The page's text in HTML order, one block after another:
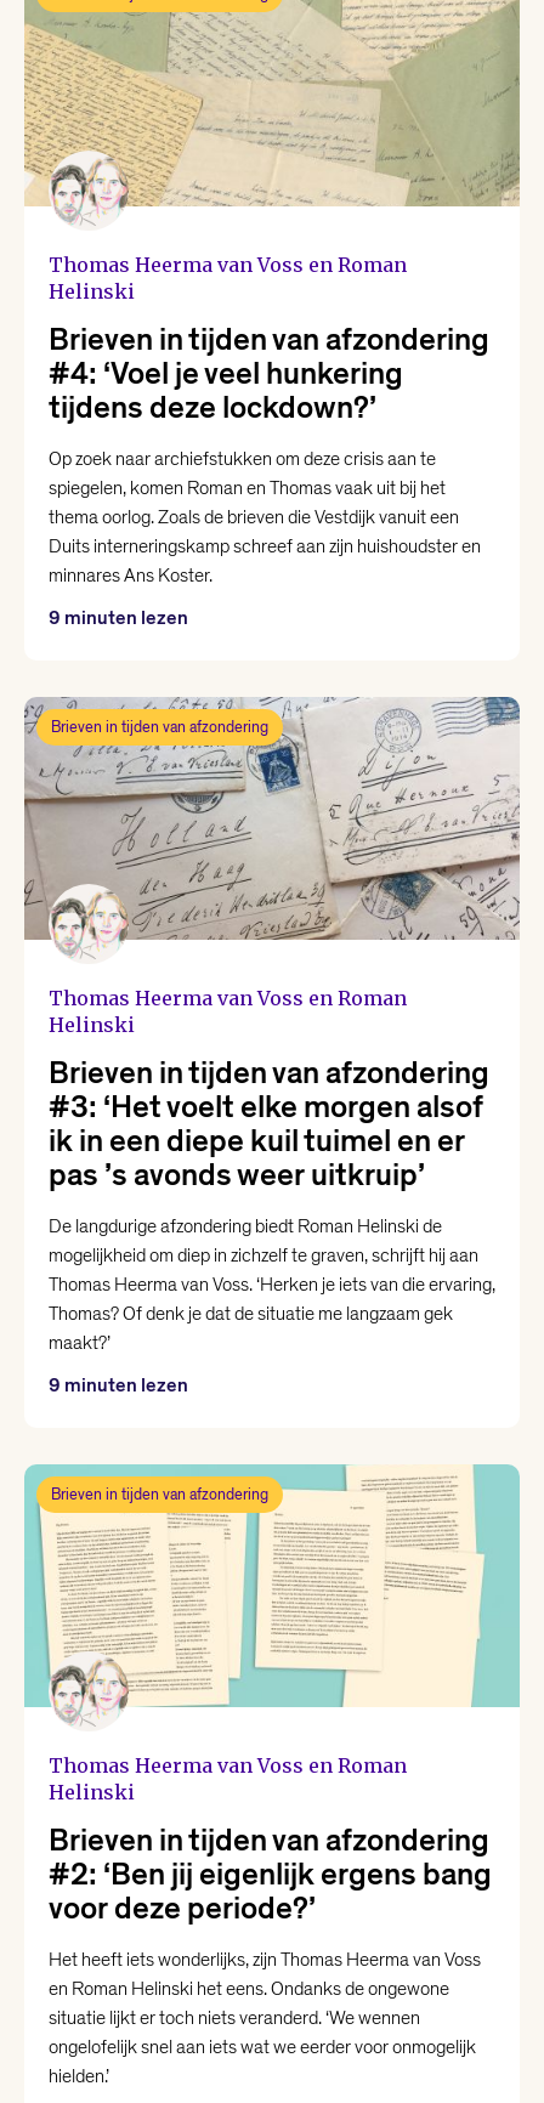
Thomas Heerma van Voss en Roman
Helinski
Brieven in tijden van afzondering
#4: ‘Voel je veel hunkering
tijdens deze lockdown?’
Op zoek naar archiefstukken om deze crisis aan te
spiegelen, komen Roman en Thomas vaak uit bij het
thema oorlog. Zoals de brieven die Vestdijk vanuit een
Duits interneringskamp schreef aan zijn huishoudster en
minnares Ans Koster.
9 minuten lezen
Brieven in tijden van afzondering
Thomas Heerma van Voss en Roman
Helinski
Brieven in tijden van afzondering
#3: ‘Het voelt elke morgen alsof
ik in een diepe kuil tuimel en er
pas ’s avonds weer uitkruip’
De langdurige afzondering biedt Roman Helinski de
mogelijkheid om diep in zichzelf te graven, schrijft hij aan
Thomas Heerma van Voss. ‘Herken je iets van die ervaring,
Thomas? Of denk je dat de situatie me langzaam gek
maakt?’
9 minuten lezen
Brieven in tijden van afzondering
Thomas Heerma van Voss en Roman
Helinski
Brieven in tijden van afzondering
#2: ‘Ben jij eigenlijk ergens bang
voor deze periode?’
Het heeft iets wonderlijks, zijn Thomas Heerma van Voss
en Roman Helinski het eens. Ondanks de ongewone
situatie lijkt er toch niets veranderd. ‘We wennen
ongelofelijk snel aan iets wat we eerder voor onmogelijk
hielden.’